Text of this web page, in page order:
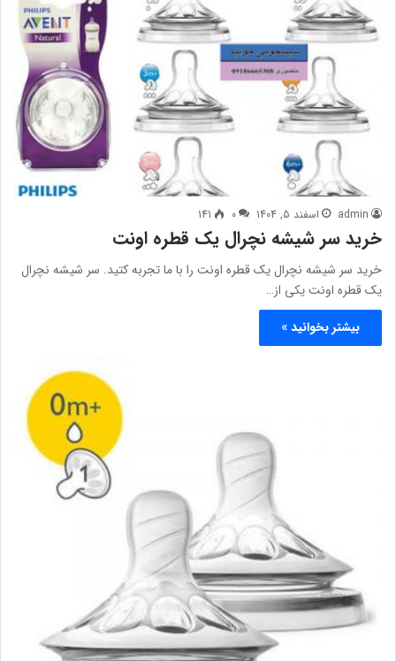
admin اسفند 5, 1404 0
141
خرید سر شیشه نچرال یک قطره اونت
خرید سر شیشه نچرال یک قطره اونت را با ما تجربه کتید. سر شیشه نچرال
یک قطره اونت یکی از…
بیشتر بخوانید »